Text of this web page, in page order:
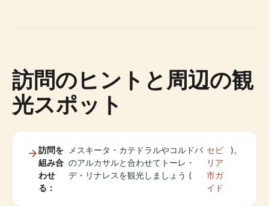
訪問のヒントと周辺の観
光スポット
訪問を
組み合
わせ
る：
メスキータ・カテドラルやコルドバ
のアルカサルと合わせてトーレ・
デ・リナレスを観光しましょう (
セビ
リア
市ガ
イド
)。